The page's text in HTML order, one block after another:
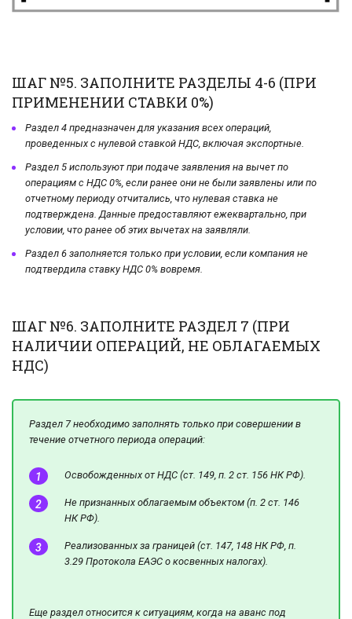
ШАГ №5. ЗАПОЛНИТЕ РАЗДЕЛЫ 4-6 (ПРИ
ПРИМЕНЕНИИ СТАВКИ 0%)
Раздел 4 предназначен для указания всех операций,
проведенных с нулевой ставкой НДС, включая экспортные.
Раздел 5 используют при подаче заявления на вычет по
операциям с НДС 0%, если ранее они не были заявлены или по
отчетному периоду отчитались, что нулевая ставка не
подтверждена. Данные предоставляют ежеквартально, при
условии, что ранее об этих вычетах на заявляли.
Раздел 6 заполняется только при условии, если компания не
подтвердила ставку НДС 0% вовремя.
ШАГ №6. ЗАПОЛНИТЕ РАЗДЕЛ 7 (ПРИ
НАЛИЧИИ ОПЕРАЦИЙ, НЕ ОБЛАГАЕМЫХ
НДС)
Раздел 7 необходимо заполнять только при совершении в
течение отчетного периода операций:
Освобожденных от НДС (ст. 149, п. 2 ст. 156 НК РФ).
Не признанных облагаемым объектом (п. 2 ст. 146
НК РФ).
Реализованных за границей (ст. 147, 148 НК РФ, п.
3.29 Протокола ЕАЭС о косвенных налогах).
Еще раздел относится к ситуациям, когда на аванс под